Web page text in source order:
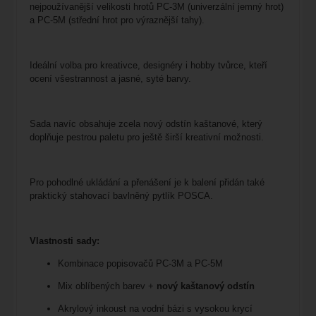
nejpoužívanější velikosti hrotů PC-3M (univerzální jemný hrot)
a PC-5M (střední hrot pro výraznější tahy).
Ideální volba pro kreativce, designéry i hobby tvůrce, kteří
ocení všestrannost a jasné, syté barvy.
Sada navíc obsahuje zcela nový odstín kaštanové, který
doplňuje pestrou paletu pro ještě širší kreativní možnosti.
Pro pohodlné ukládání a přenášení je k balení přidán také
praktický stahovací bavlněný pytlík POSCA.
Vlastnosti sady:
Kombinace popisovačů PC-3M a PC-5M
Mix oblíbených barev + nový kaštanový odstín
Akrylový inkoust na vodní bázi s vysokou krycí